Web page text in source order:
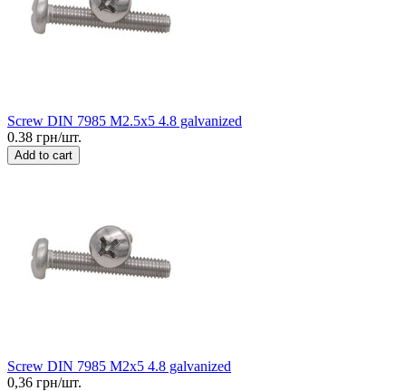
Screw DIN 7985 M2.5x5 4.8 galvanized
0.38 грн/шт.
Add to cart
Screw DIN 7985 M2x5 4.8 galvanized
0,36 грн/шт.